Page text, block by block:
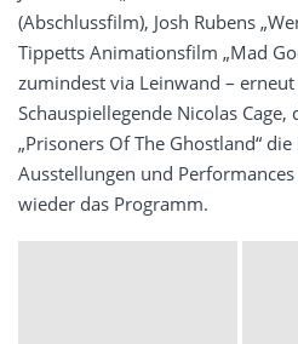
(Abschlussfilm), Josh Rubens
Tippetts Animationsfilm „Mad
zumindest via Leinwand –
Schauspiellegende Nicolas Cage,
„Prisoners Of The Ghostland“
Ausstellungen und
wieder das Programm.